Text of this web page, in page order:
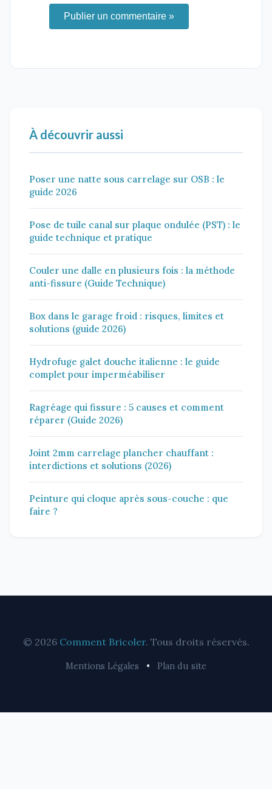
Publier un commentaire »
À découvrir aussi
Poser une natte sous carrelage sur OSB : le
guide 2026
Pose de tuile canal sur plaque ondulée (PST) : le
guide technique et pratique
Couler une dalle en plusieurs fois : la méthode
anti-fissure (Guide Technique)
Box dans le garage froid : risques, limites et
solutions (guide 2026)
Hydrofuge galet douche italienne : le guide
complet pour imperméabiliser
Ragréage qui fissure : 5 causes et comment
réparer (Guide 2026)
Joint 2mm carrelage plancher chauffant :
interdictions et solutions (2026)
Peinture qui cloque après sous-couche : que
faire ?
© 2026 Comment Bricoler. Tous droits réservés.
Mentions Légales • Plan du site